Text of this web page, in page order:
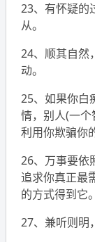
23、有怀疑的
从。
24、顺其自然
动。
25、如果你白
情，别人(一
利用你欺骗你
26、万事要依
追求你真正最
的方式得到它
27、兼听则明